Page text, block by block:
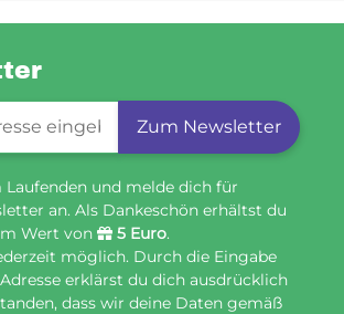
Zum Newsletter
Laufenden und melde dich für
an. Als Dankeschön erhältst du
Wert von
5 Euro.
möglich. Durch die Eingabe
erklärst du dich ausdrücklich
dass wir deine Daten gemäß